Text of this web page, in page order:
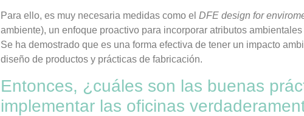
Para ello, es muy necesaria medidas como el DFE design for
ambiente), un enfoque proactivo para incorporar atributos
Se ha demostrado que es una forma efectiva de tener un impacto
diseño de productos y prácticas de fabricación.
Entonces, ¿cuáles son las buenas
implementar las oficinas